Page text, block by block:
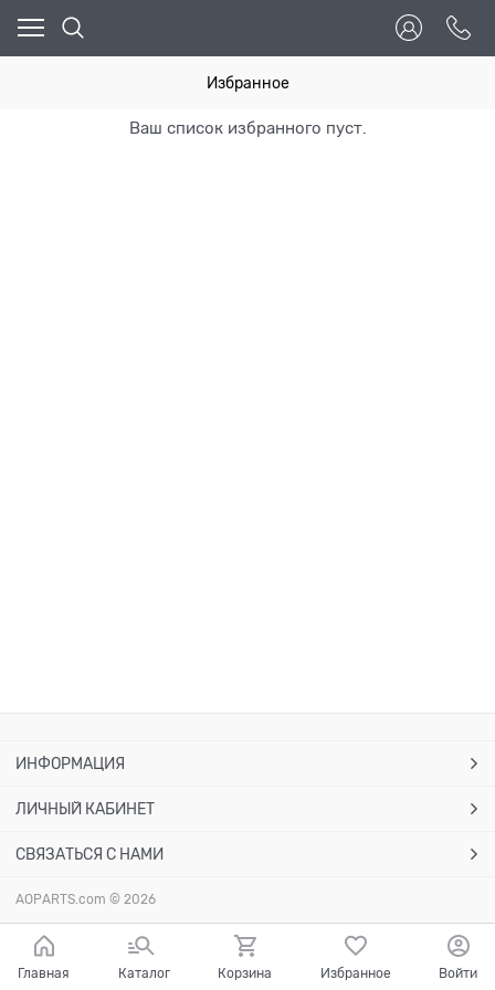
Избранное
Ваш список избранного пуст.
ИНФОРМАЦИЯ
ЛИЧНЫЙ КАБИНЕТ
СВЯЗАТЬСЯ С НАМИ
AOPARTS.com © 2026
Главная Каталог Корзина Избранное Войти